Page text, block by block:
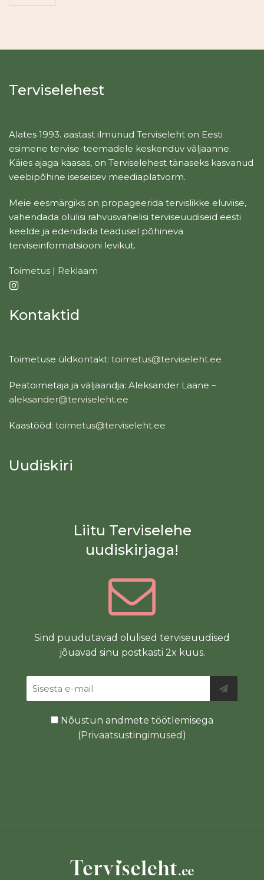
Terviselehest
Alates 1993. aastast ilmunud Terviseleht on Eesti
esimene tervise-teemadele keskenduv väljaanne.
Käies ajaga kaasas, on Terviselehest tänaseks kasvanud
veebipõhine iseseisev meediaplatvorm.
Meie eesmärgiks on propageerida tervislikke eluviise,
vahendada olulisi rahvusvahelisi terviseuudiseid eesti
keelde ja edendada teadusel põhineva
terviseinformatsiooni levikut.
Toimetus | Reklaam
Kontaktid
Toimetuse üldkontakt: toimetus@terviseleht.ee
Peatoimetaja ja väljaandja: Aleksander Laane –
aleksander@terviseleht.ee
Kaastööd: toimetus@terviseleht.ee
Uudiskiri
Liitu Terviselehe
uudiskirjaga!
Sind puudutavad olulised terviseuudised
jõuavad sinu postkasti 2x kuus.
Nõustun andmete töötlemisega
(Privaatsustingimused )